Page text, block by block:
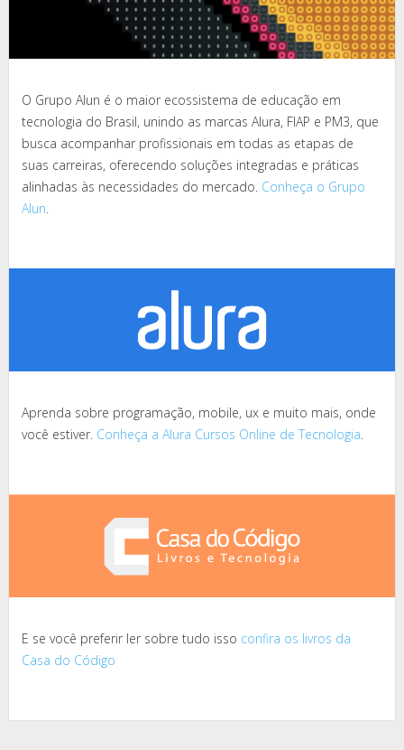
O Grupo Alun é o maior ecossistema de educação em
tecnologia do Brasil, unindo as marcas Alura, FIAP e PM3, que
busca acompanhar profissionais em todas as etapas de
suas carreiras, oferecendo soluções integradas e práticas
alinhadas às necessidades do mercado. Conheça o Grupo
Alun.
Aprenda sobre programação, mobile, ux e muito mais, onde
você estiver. Conheça a Alura Cursos Online de Tecnologia.
E se você preferir ler sobre tudo isso confira os livros da
Casa do Código